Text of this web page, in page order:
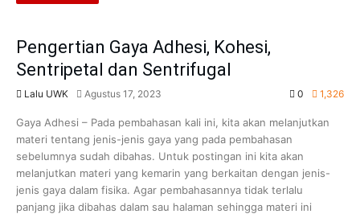
Pengertian Gaya Adhesi, Kohesi,
Sentripetal dan Sentrifugal
Lalu UWK Agustus 17, 2023 0 1,326
Gaya Adhesi – Pada pembahasan kali ini, kita akan melanjutkan
materi tentang jenis-jenis gaya yang pada pembahasan
sebelumnya sudah dibahas. Untuk postingan ini kita akan
melanjutkan materi yang kemarin yang berkaitan dengan jenis-
jenis gaya dalam fisika. Agar pembahasannya tidak terlalu
panjang jika dibahas dalam sau halaman sehingga materi ini